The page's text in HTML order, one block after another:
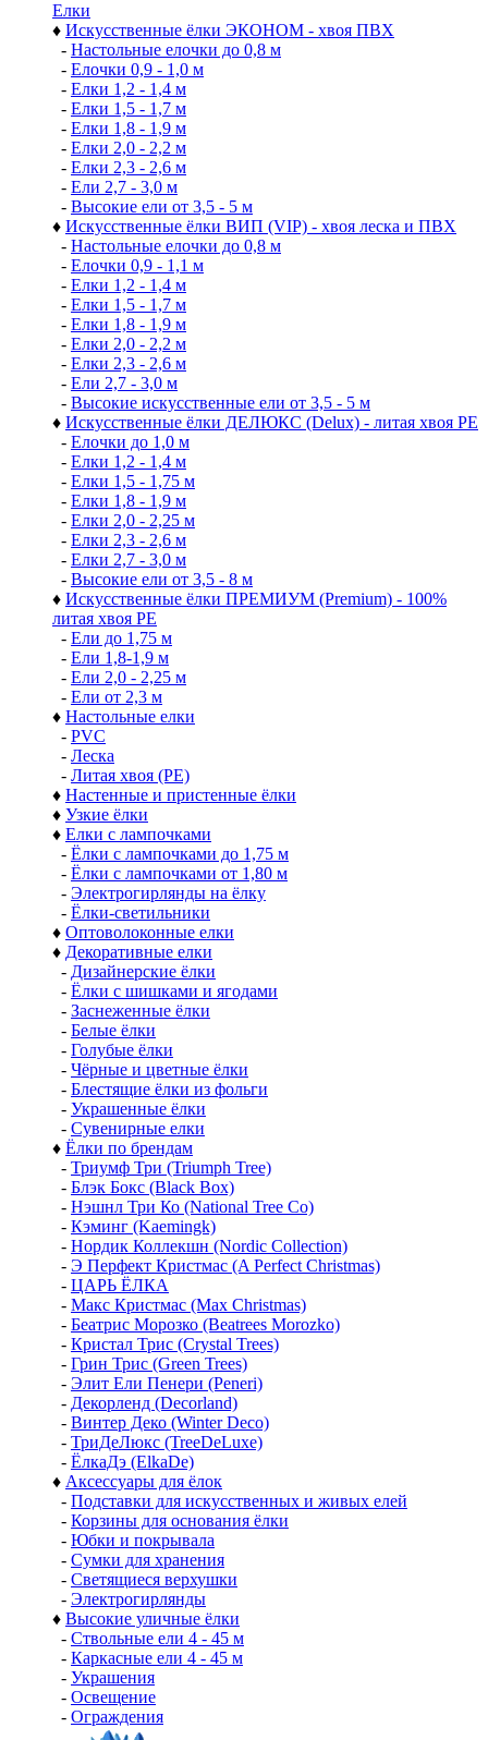
Елки
♦ Искусственные ёлки ЭКОНОМ - хвоя ПВХ
- Настольные елочки до 0,8 м
- Елочки 0,9 - 1,0 м
- Елки 1,2 - 1,4 м
- Елки 1,5 - 1,7 м
- Елки 1,8 - 1,9 м
- Елки 2,0 - 2,2 м
- Елки 2,3 - 2,6 м
- Ели 2,7 - 3,0 м
- Высокие ели от 3,5 - 5 м
♦ Искусственные ёлки ВИП (VIP) - хвоя леска и ПВХ
- Настольные елочки до 0,8 м
- Елочки 0,9 - 1,1 м
- Елки 1,2 - 1,4 м
- Елки 1,5 - 1,7 м
- Елки 1,8 - 1,9 м
- Елки 2,0 - 2,2 м
- Елки 2,3 - 2,6 м
- Ели 2,7 - 3,0 м
- Высокие искусственные ели от 3,5 - 5 м
♦ Искусственные ёлки ДЕЛЮКС (Delux) - литая хвоя РЕ
- Елочки до 1,0 м
- Елки 1,2 - 1,4 м
- Елки 1,5 - 1,75 м
- Елки 1,8 - 1,9 м
- Елки 2,0 - 2,25 м
- Елки 2,3 - 2,6 м
- Елки 2,7 - 3,0 м
- Высокие ели от 3,5 - 8 м
♦ Искусственные ёлки ПРЕМИУМ (Premium) - 100%
литая хвоя РЕ
- Ели до 1,75 м
- Ели 1,8-1,9 м
- Ели 2,0 - 2,25 м
- Ели от 2,3 м
♦ Настольные елки
- PVC
- Леска
- Литая хвоя (РЕ)
♦ Настенные и пристенные ёлки
♦ Узкие ёлки
♦ Елки с лампочками
- Ёлки с лампочками до 1,75 м
- Ёлки с лампочками от 1,80 м
- Электрогирлянды на ёлку
- Ёлки-светильники
♦ Оптоволоконные елки
♦ Декоративные елки
- Дизайнерские ёлки
- Ёлки с шишками и ягодами
- Заснеженные ёлки
- Белые ёлки
- Голубые ёлки
- Чёрные и цветные ёлки
- Блестящие ёлки из фольги
- Украшенные ёлки
- Сувенирные елки
♦ Ёлки по брендам
- Триумф Три (Triumph Tree)
- Блэк Бокс (Black Box)
- Нэшнл Три Ко (National Tree Co)
- Кэминг (Kaemingk)
- Нордик Коллекшн (Nordic Collection)
- Э Перфект Кристмас (A Perfect Christmas)
- ЦАРЬ ЁЛКА
- Макс Кристмас (Max Christmas)
- Беатрис Морозко (Beatrees Morozko)
- Кристал Трис (Crystal Trees)
- Грин Трис (Green Trees)
- Элит Ели Пенери (Peneri)
- Декорленд (Decorland)
- Винтер Деко (Winter Deco)
- ТриДеЛюкс (TreeDeLuxe)
- ЁлкаДэ (ElkaDe)
♦ Аксессуары для ёлок
- Подставки для искусственных и живых елей
- Корзины для основания ёлки
- Юбки и покрывала
- Сумки для хранения
- Светящиеся верхушки
- Электрогирлянды
♦ Высокие уличные ёлки
- Ствольные ели 4 - 45 м
- Каркасные ели 4 - 45 м
- Украшения
- Освещение
- Ограждения